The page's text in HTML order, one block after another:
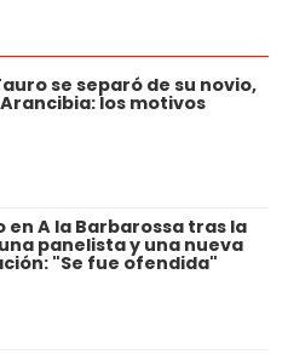
se separó de su novio,
los motivos
en A la Barbarossa tras la
panelista y una nueva
"Se fue ofendida"